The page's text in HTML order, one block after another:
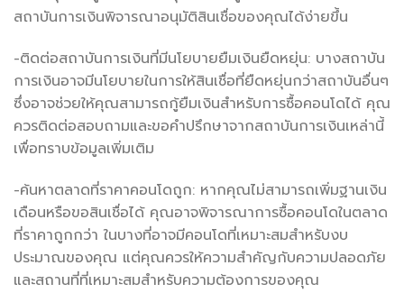
สถาบันการเงินพิจารณาอนุมัติสินเชื่อของคุณได้ง่ายขึ้น
-ติดต่อสถาบันการเงินที่มีนโยบายยืมเงินยืดหยุ่น: บางสถาบัน
การเงินอาจมีนโยบายในการให้สินเชื่อที่ยืดหยุ่นกว่าสถาบันอื่นๆ
ซึ่งอาจช่วยให้คุณสามารถกู้ยืมเงินสำหรับการซื้อคอนโดได้ คุณ
ควรติดต่อสอบถามและขอคำปรึกษาจากสถาบันการเงินเหล่านี้
เพื่อทราบข้อมูลเพิ่มเติม
-ค้นหาตลาดที่ราคาคอนโดถูก: หากคุณไม่สามารถเพิ่มฐานเงิน
เดือนหรือขอสินเชื่อได้ คุณอาจพิจารณาการซื้อคอนโดในตลาด
ที่ราคาถูกกว่า ในบางที่อาจมีคอนโดที่เหมาะสมสำหรับงบ
ประมาณของคุณ แต่คุณควรให้ความสำคัญกับความปลอดภัย
และสถานที่ที่เหมาะสมสำหรับความต้องการของคุณ